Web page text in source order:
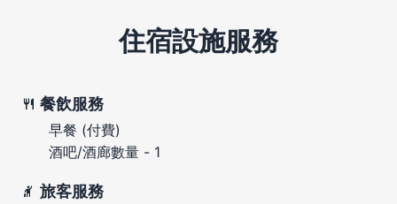
住宿設施服務
餐飲服務
早餐 (付費)
酒吧/酒廊數量 - 1
旅客服務